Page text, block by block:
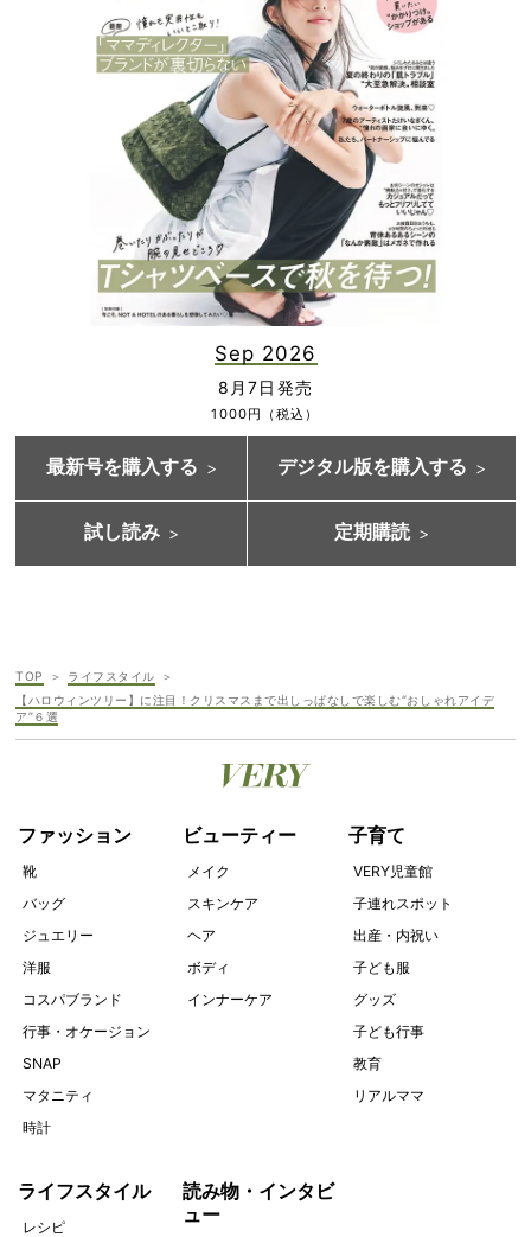
Sep 2026
8月7日発売
1000円（税込）
最新号を購入する デジタル版を購入する
試し読み 定期購読
TOP
ライフスタイル
【ハロウィンツリー】に注目！クリスマスまで出しっぱなしで楽しむ“おしゃれアイデ
ア”６選
ファッション
靴
バッグ
ジュエリー
洋服
コスパブランド
行事・オケージョン
SNAP
マタニティ
時計
ビューティー
メイク
スキンケア
ヘア
ボディ
インナーケア
子育て
VERY児童館
子連れスポット
出産・内祝い
子ども服
グッズ
子ども行事
教育
リアルママ
ライフスタイル
レシピ
読み物・インタビ
ュー